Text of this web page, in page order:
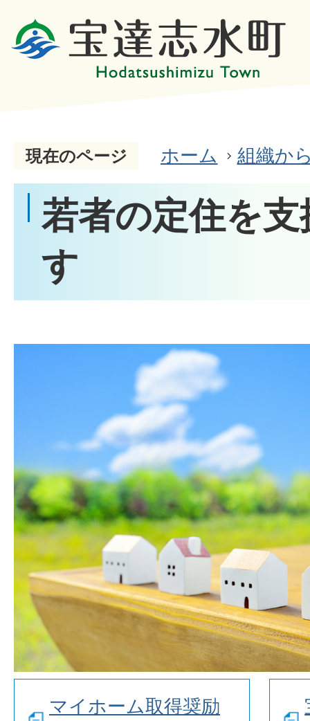
現在のページ ホーム 組織か
若者の定住を
す
マイホーム取得奨励